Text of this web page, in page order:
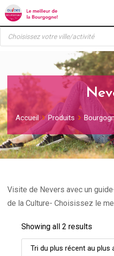
Skip
to
content
Recherche
produits
Accueil Produits
Visite de Nevers avec un
de la Culture- Choisissez le
Showing all 2 results